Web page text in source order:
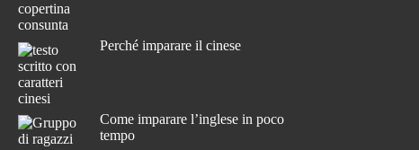
Perché imparare il cinese
Come imparare l’inglese in poco
tempo